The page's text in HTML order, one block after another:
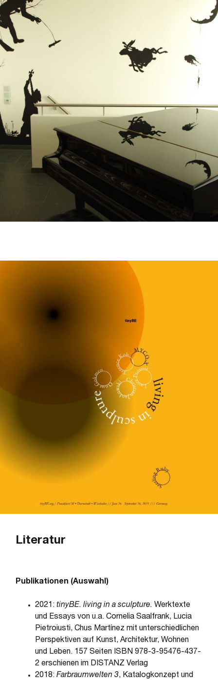
Literatur
Publikationen (Auswahl)
2021: tinyBE. living in a sculpture. Werktexte
und Essays von u.a. Cornelia Saalfrank, Lucia
Pietroiusti, Chus Martínez mit unterschiedlichen
Perspektiven auf Kunst, Architektur, Wohnen
und Leben. 157 Seiten ISBN 978-3-95476-437-
2 erschienen im DISTANZ Verlag
2018: Farbraumwelten 3, Katalogkonzept und